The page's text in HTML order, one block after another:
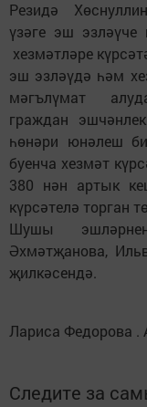
Резидә
үзәге эш эзләүче
хезмәтләре
эш эзләүдә һәм
мәгълүмат
граждан
һөнәри юнәлеш
буенча хезмәт
380 нән артык
күрсәтелә торган
Шушы
Әхмәтҗанова,
җилкәсендә.
Лариса Федорова .
Следите за